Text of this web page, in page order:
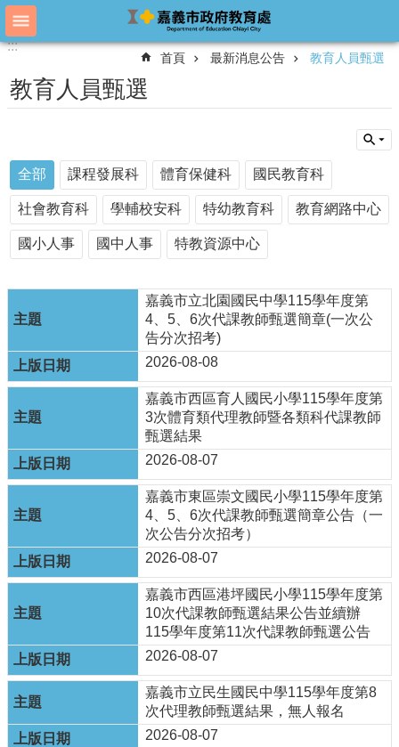
跳到主要內容區塊
進
搜
尋
教
育
處
概
況
育
處
各
單
位
新
息
公
市
各
級
學
校
教
網
中
心
服
::::::
首頁 最新消息公告 教育人員甄選
教育人員甄選
全部 課程發展科 體育保健科 國民教育科
社會教育科 學輔校安科 特幼教育科 教育網路中心
國小人事 國中人事 特教資源中心
嘉義市立北園國民中學115學年度第
4、5、6次代課教師甄選簡章(一次公
告分次招考)
2026-08-08
嘉義市西區育人國民小學115學年度第
3次體育類代理教師暨各類科代課教師
甄選結果
2026-08-07
嘉義市東區崇文國民小學115學年度第
4、5、6次代課教師甄選簡章公告（一
次公告分次招考）
2026-08-07
嘉義市⻄區港坪國⺠⼩學115學年度第
10次代課教師甄選結果公告並續辦
115學年度第11次代課教師甄選公告
2026-08-07
嘉義市立民生國民中學115學年度第8
次代理教師甄選結果，無人報名
2026-08-07